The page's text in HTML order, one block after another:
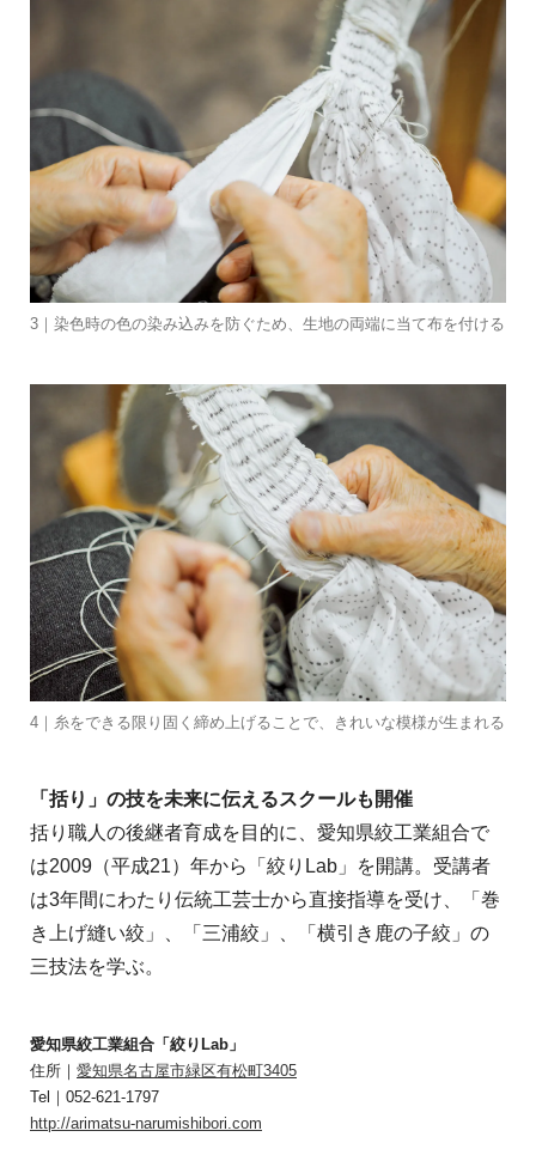
3｜染色時の色の染み込みを防ぐため、生地の両端に当て布を付ける
4｜糸をできる限り固く締め上げることで、きれいな模様が生まれる
「括り」の技を未来に伝えるスクールも開催
括り職人の後継者育成を目的に、愛知県絞工業組合で
は2009（平成21）年から「絞りLab」を開講。受講者
は3年間にわたり伝統工芸士から直接指導を受け、「巻
き上げ縫い絞」、「三浦絞」、「横引き鹿の子絞」の
三技法を学ぶ。
愛知県絞工業組合「絞りLab」
住所｜ 愛知県名古屋市緑区有松町3405
Tel｜052-621-1797
http://arimatsu-narumishibori.com